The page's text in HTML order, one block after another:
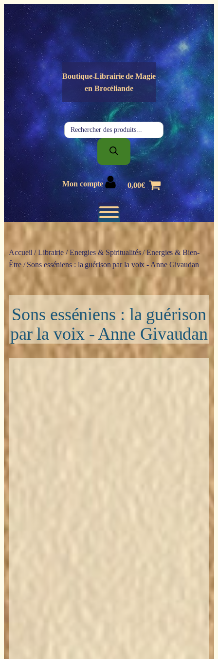
Panneau de gestion des cookies
Boutique-Librairie deMagie
en Brocéliande
Recherche
de
produits
Mon compte 0,00€
Accueil /Librairie /Energies & Spiritualités/Energies & Bien-
Être/ Sons esséniens : la guérison par la voix - Anne Givaudan
Sons esséniens : la guérison
par la voix - Anne Givaudan